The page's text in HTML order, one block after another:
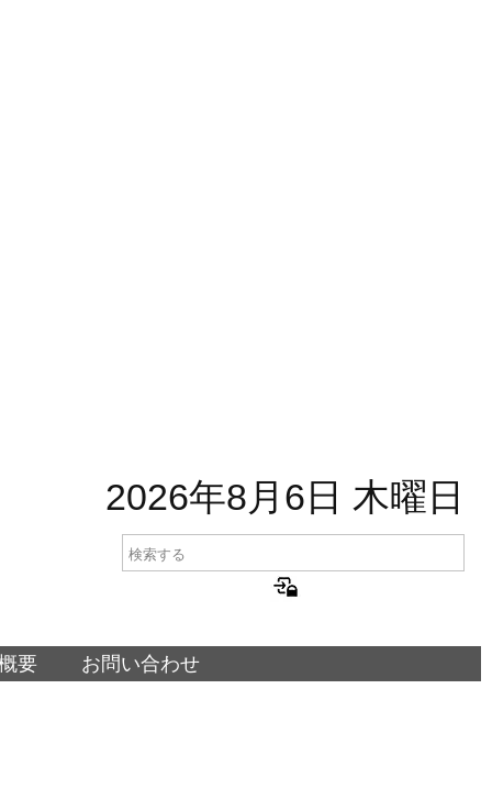
2026年8月6日 木曜日
要 お問い合わせ